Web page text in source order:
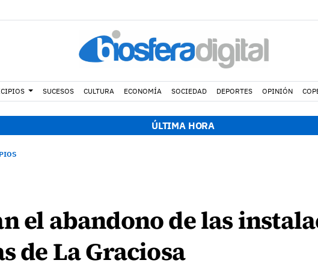
SUCESOS CULTURA ECONOMÍA SOCIEDAD DEPORTES OPINIÓN
ÚLTIMA HORA
el abandono de las
de La Graciosa